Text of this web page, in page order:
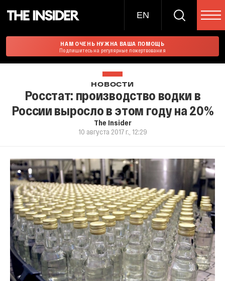
EN
НАМ ОЧЕНЬ НУЖНА ВАША ПОМОЩЬ
Подпишитесь на регулярные пожертвования
НОВОСТИ
Росстат: производство водки в
России выросло в этом году на 20%
The Insider
10 августа 2017 г., 12:29